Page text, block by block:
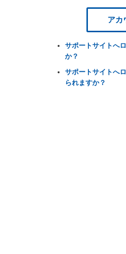
アカ
サポートサイトへ
か？
サポートサイトへ
られますか？